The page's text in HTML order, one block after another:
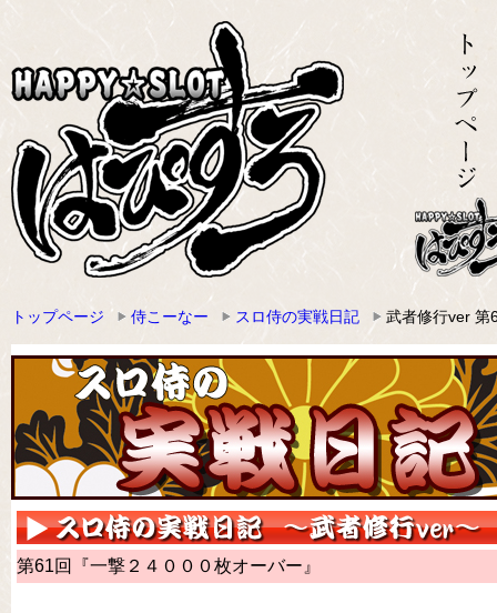
トップページ 侍こーなー スロ侍の実戦日記 武者修行ver 第
第61回『一撃２４０００枚オーバー』